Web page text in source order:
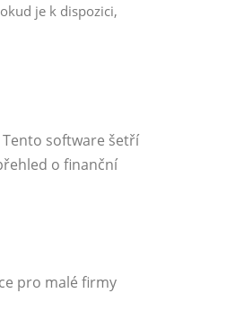
je k dispozici,
Tento software šetří
o finanční
pro malé firmy